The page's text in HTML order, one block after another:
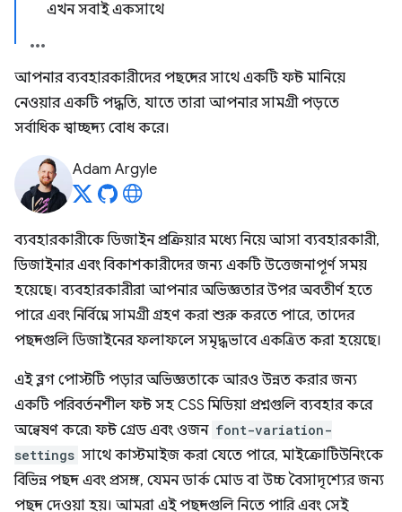
এখন সবাই একসাথে
আপনার ব্যবহারকারীদের পছন্দের সাথে একটি ফন্ট মানিয়ে
নেওয়ার একটি পদ্ধতি, যাতে তারা আপনার সামগ্রী পড়তে
সর্বাধিক স্বাচ্ছন্দ্য বোধ করে।
Adam Argyle
ব্যবহারকারীকে ডিজাইন প্রক্রিয়ার মধ্যে নিয়ে আসা ব্যবহারকারী,
ডিজাইনার এবং বিকাশকারীদের জন্য একটি উত্তেজনাপূর্ণ সময়
হয়েছে। ব্যবহারকারীরা আপনার অভিজ্ঞতার উপর অবতীর্ণ হতে
পারে এবং নির্বিঘ্নে সামগ্রী গ্রহণ করা শুরু করতে পারে, তাদের
পছন্দগুলি ডিজাইনের ফলাফলে সমৃদ্ধভাবে একত্রিত করা হয়েছে।
এই ব্লগ পোস্টটি পড়ার অভিজ্ঞতাকে আরও উন্নত করার জন্য
একটি পরিবর্তনশীল ফন্ট সহ CSS মিডিয়া প্রশ্নগুলি ব্যবহার করে
অন্বেষণ করে৷ ফন্ট গ্রেড এবং ওজন font-variation-
settings সাথে কাস্টমাইজ করা যেতে পারে, মাইক্রোটিউনিংকে
বিভিন্ন পছন্দ এবং প্রসঙ্গ, যেমন ডার্ক মোড বা উচ্চ বৈসাদৃশ্যের জন্য
পছন্দ দেওয়া হয়। আমরা এই পছন্দগুলি নিতে পারি এবং সেই